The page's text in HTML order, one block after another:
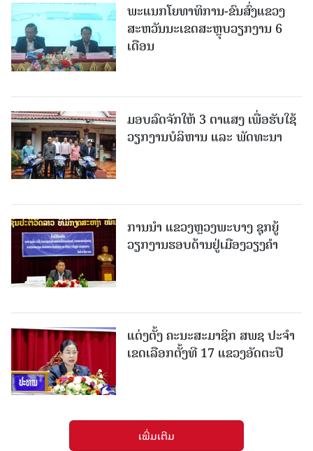
ພະແນກໂຍທາທິການ-ຂົນສົ່ງແຂວງ
ສະຫວັນນະເຂດສະຫຼຸບວຽກງານ 6
ເດືອນ
ມອບລົດຈັກໃຫ້ 3 ຕາແສງ ເພື່ອຮັບໃຊ້
ວຽກງານບໍລິຫານ ແລະ ພັດທະນາ
ການນຳ ແຂວງຫຼວງພະບາງ ຊຸກຍູ້
ວຽກງານຮອບດ້ານຢູ່ເມືອງວຽງຄໍາ
ແຕ່ງຕັ້ງ ຄະນະສະມາຊິກ ສພຊ ປະຈຳ
ເຂດເລືອກຕັ້ງທີ 17 ແຂວງອັດຕະປື
ເພີ່ມເຕີມ